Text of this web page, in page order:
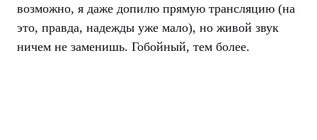
возможно, я даже допилю прямую трансляцию (на
это, правда, надежды уже мало), но живой звук
ничем не заменишь. Гобойный, тем более.